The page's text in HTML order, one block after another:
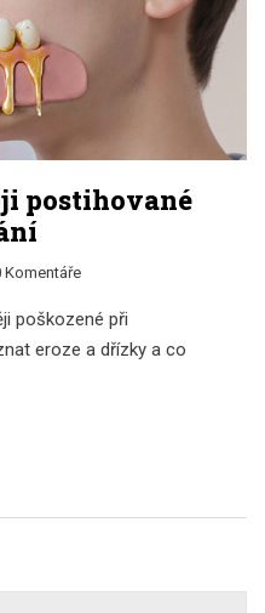
postihované
Komentáře
poškozené při
eroze a dřízky a co